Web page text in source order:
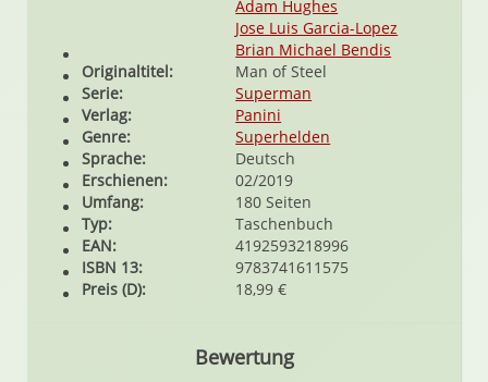
Adam Hughes
Jose Luis Garcia-Lopez
Brian Michael Bendis
Originaltitel:
Man of Steel
Serie:
Superman
Verlag:
Panini
Genre:
Superhelden
Sprache:
Deutsch
Erschienen:
02/2019
Umfang:
180 Seiten
Typ:
Taschenbuch
EAN:
4192593218996
ISBN 13:
9783741611575
Preis (D):
18,99 €
Bewertung